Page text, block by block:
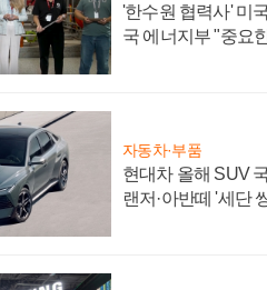
'한수원 협력사' 미
국 에너지부 "중요
자동차·부품
현대차 올해 SUV
랜저·아반떼 '세단